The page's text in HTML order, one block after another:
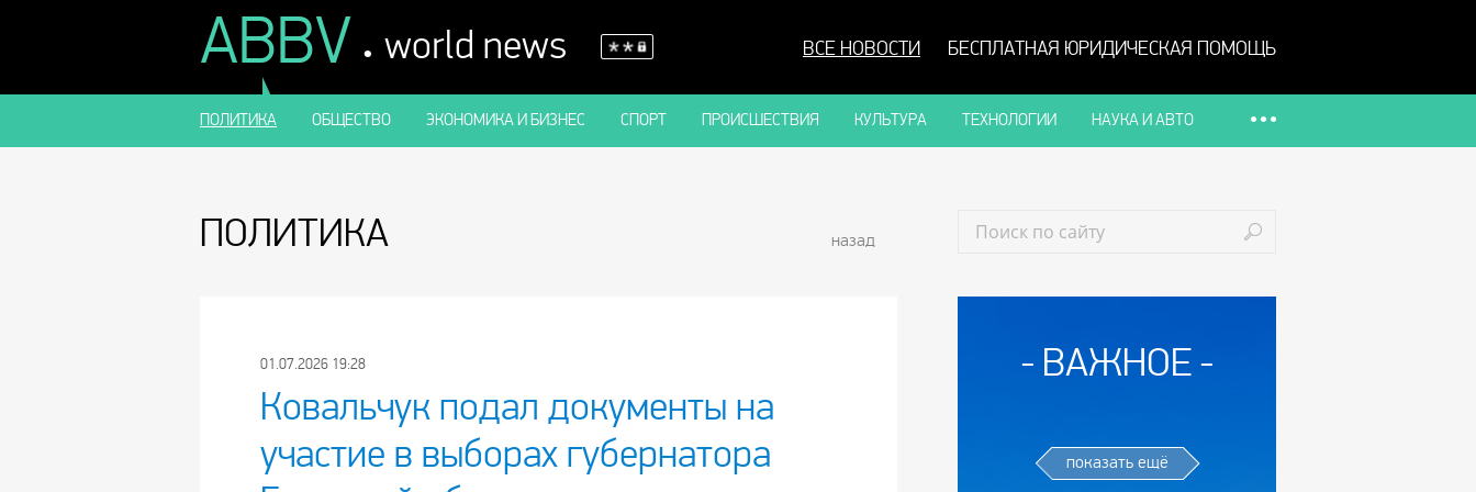
ABBV . world news ВСЕ НОВОСТИ БЕСПЛАТНАЯ ЮРИДИЧЕСКАЯ ПОМОЩЬ
ПОЛИТИКА ОБЩЕСТВО ЭКОНОМИКА И БИЗНЕС СПОРТ ПРОИСШЕСТВИЯ КУЛЬТУРА ТЕХНОЛОГИИ НАУКА И АВТО
ВАЖНОЕ
показать ещё
ПОЛИТИКА назад
01.07.2026 19:28
Ковальчук подал документы на
участие в выборах губернатора